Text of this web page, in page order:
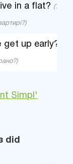
in a flat? (Ти
get up early?
Simpl'
did